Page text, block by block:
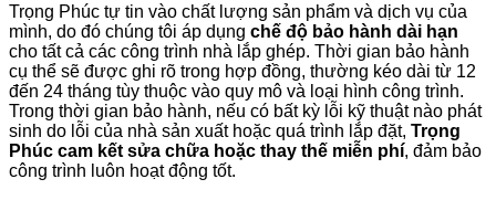
Trọng Phúc tự tin vào chất lượng sản phẩm và dịch vụ của
mình, do đó chúng tôi áp dụng chế độ bảo hành dài hạn
cho tất cả các công trình nhà lắp ghép. Thời gian bảo hành
cụ thể sẽ được ghi rõ trong hợp đồng, thường kéo dài từ 12
đến 24 tháng tùy thuộc vào quy mô và loại hình công trình.
Trong thời gian bảo hành, nếu có bất kỳ lỗi kỹ thuật nào phát
sinh do lỗi của nhà sản xuất hoặc quá trình lắp đặt, Trọng
Phúc cam kết sửa chữa hoặc thay thế miễn phí, đảm bảo
công trình luôn hoạt động tốt.